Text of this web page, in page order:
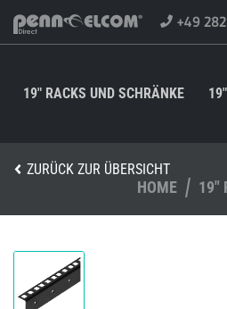
+49
19" RACKS UND SCHRÄNKE
ZURÜCK ZUR ÜBERSICHT
HOME 19"